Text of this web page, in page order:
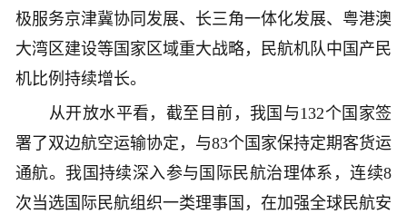
极服务京津冀协同发展、长三角一体化发展、粤港澳
大湾区建设等国家区域重大战略，民航机队中国产民
机比例持续增长。
从开放水平看，截至目前，我国与132个国家签
署了双边航空运输协定，与83个国家保持定期客货运
通航。我国持续深入参与国际民航治理体系，连续8
次当选国际民航组织一类理事国，在加强全球民航安